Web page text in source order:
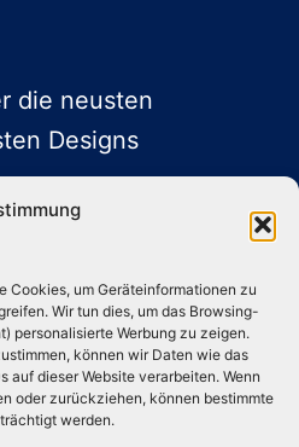
Cookies, um Geräteinformationen zu
Wir tun dies, um das Browsing-
personalisierte Werbung zu zeigen.
können wir Daten wie das
auf dieser Website verarbeiten. Wenn
oder zurückziehen, können bestimmte
werden.
die neusten
Designs
Media